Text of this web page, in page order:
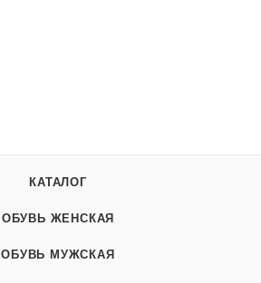
КАТАЛОГ
ОБУВЬ ЖЕНСКАЯ
ОБУВЬ МУЖСКАЯ